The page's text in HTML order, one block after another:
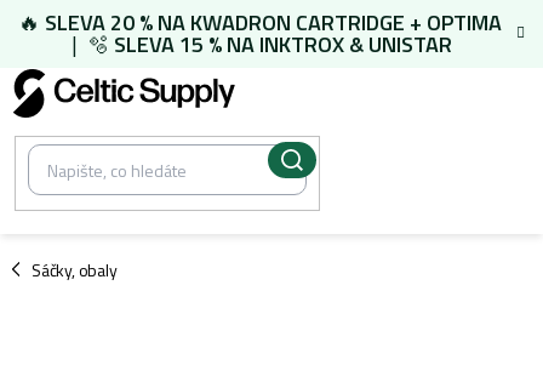
Přejít
obsah
🔥 SLEVA 20 % NAKWADRON CARTRIDGE + OPTIMA
| 🫧 SLEVA 15 % NAINKTROX & UNISTAR
Sáčky, obaly
/